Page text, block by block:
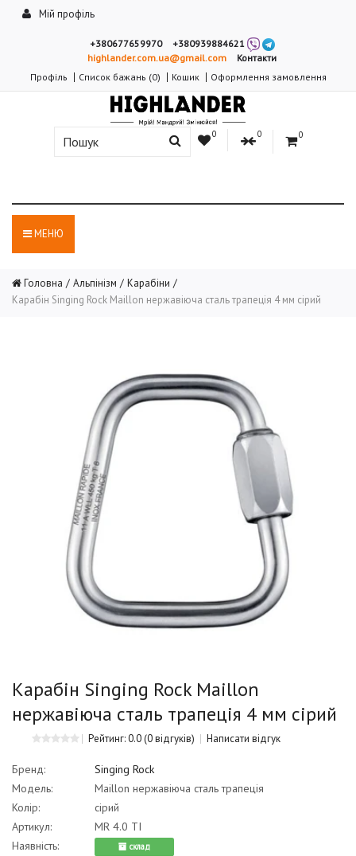
Мій профіль
+380677659970
+380939884621
highlander.com.ua@gmail.com
Контакти
Профіль
Список бажань (0) Кошик Оформлення замовлення
0 0 0
МЕНЮ
Головна Альпінізм
Карабіни
Карабін Singing Rock Maillon нержавіюча сталь трапеція 4 мм сірий
Карабін Singing Rock Maillon
нержавіюча сталь трапеція 4 мм сірий
Рейтинг: 0.0(0 відгуків) Написати відгук
Бренд:
Singing Rock
Модель:
Maillon нержавіюча сталь трапеція
Колір:
сірий
Артикул:
MR 4.0 ТI
Наявність:
cклад